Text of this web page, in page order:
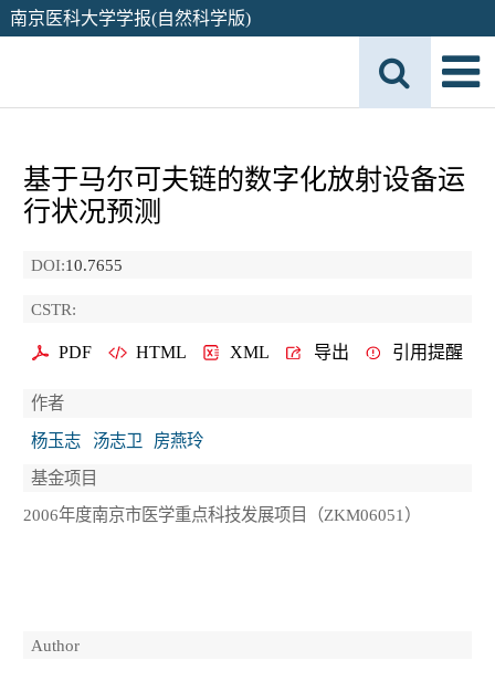
南京医科大学学报(自然科学版)
基于马尔可夫链的数字化放射设备运
行状况预测
DOI:10.7655
CSTR:
PDF HTML XML 导出 引用提醒
作者
杨玉志
汤志卫
房燕玲
基金项目
2006年度南京市医学重点科技发展项目（ZKM06051）
Author